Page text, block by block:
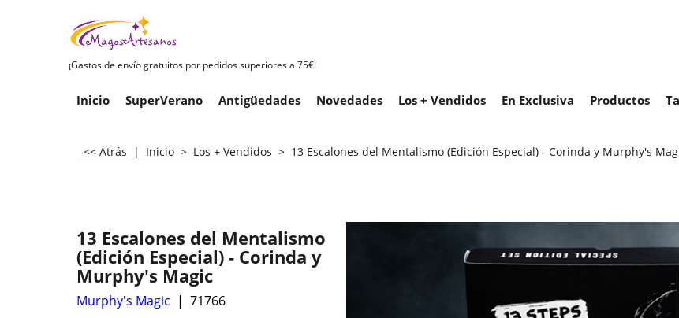
¡Gastos de envío gratuitos por pedidos superiores a 75€!
Inicio SuperVerano Antigüedades Novedades Los + Vendidos En Exclusiva Productos
<< Atrás | Inicio > Los + Vendidos > 13 Escalones del Mentalismo (Edición Especial) - Corinda y Murphy's
13 Escalones del Mentalismo
(Edición Especial) - Corinda y
Murphy's Magic
Murphy's Magic
71766